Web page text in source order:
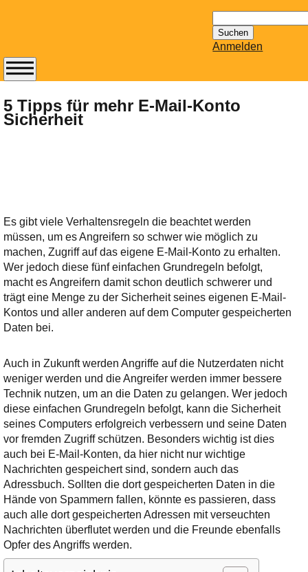
nach:
Anmelden
5 Tipps für mehr E-Mail-Konto
Sicherheit
Es gibt viele Verhaltensregeln die beachtet werden
müssen, um es Angreifern so schwer wie möglich zu
machen, Zugriff auf das eigene E-Mail-Konto zu erhalten.
Wer jedoch diese fünf einfachen Grundregeln befolgt,
macht es Angreifern damit schon deutlich schwerer und
trägt eine Menge zu der Sicherheit seines eigenen E-Mail-
Kontos und aller anderen auf dem Computer gespeicherten
Daten bei.
Auch in Zukunft werden Angriffe auf die Nutzerdaten nicht
weniger werden und die Angreifer werden immer bessere
Technik nutzen, um an die Daten zu gelangen. Wer jedoch
diese einfachen Grundregeln befolgt, kann die Sicherheit
seines Computers erfolgreich verbessern und seine Daten
vor fremden Zugriff schützen. Besonders wichtig ist dies
auch bei E-Mail-Konten, da hier nicht nur wichtige
Nachrichten gespeichert sind, sondern auch das
Adressbuch. Sollten die dort gespeicherten Daten in die
Hände von Spammern fallen, könnte es passieren, dass
auch alle dort gespeicherten Adressen mit verseuchten
Nachrichten überflutet werden und die Freunde ebenfalls
Opfer des Angriffs werden.
Abonnieren Sie den
14-tägig
erscheinenden
bereithält!
Wie z.B. Outlook,
GMail, Thunderbird
oder auch
KuNoMail, usw.
Ihre E-Mail
Adresse:
E-Mail bestätigen